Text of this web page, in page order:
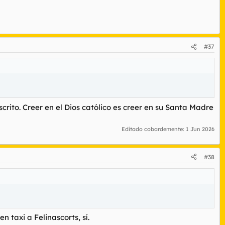
#37
Creer en el Dios católico es creer en su Santa Madre
Editado cobardemente: 1 Jun 2026
#38
taxi a Felinascorts, sí.